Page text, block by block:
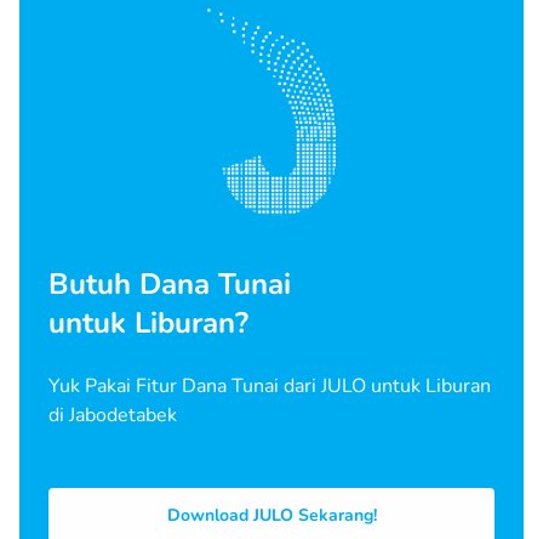
Butuh Dana Tunai
untuk Liburan?
Yuk Pakai Fitur Dana Tunai dari JULO untuk Liburan
di Jabodetabek
Download JULO Sekarang!